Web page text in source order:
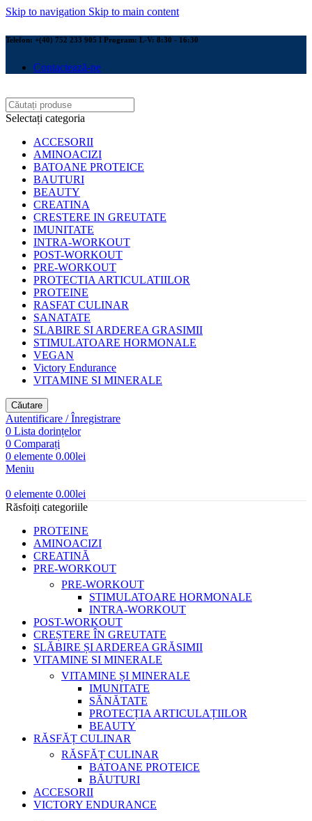
Skip to navigation Skip to main content
Telefon: +(40) 752 233 905 I Program: L-V: 8:30 - 16:30
Contactează-ne
Selectați categoria
ACCESORII
AMINOACIZI
BATOANE PROTEICE
BAUTURI
BEAUTY
CREATINA
CRESTERE IN GREUTATE
IMUNITATE
INTRA-WORKOUT
POST-WORKOUT
PRE-WORKOUT
PROTECTIA ARTICULATIILOR
PROTEINE
RASFAT CULINAR
SANATATE
SLABIRE SI ARDEREA GRASIMII
STIMULATOARE HORMONALE
VEGAN
Victory Endurance
VITAMINE SI MINERALE
Căutare
Autentificare / Înregistrare
0 Lista dorințelor
0 Comparați
0 elemente 0.00lei
Meniu
0 elemente 0.00lei
Răsfoiți categoriile
PROTEINE
AMINOACIZI
CREATINĂ
PRE-WORKOUT
PRE-WORKOUT
STIMULATOARE HORMONALE
INTRA-WORKOUT
POST-WORKOUT
CREȘTERE ÎN GREUTATE
SLĂBIRE ȘI ARDEREA GRĂSIMII
VITAMINE SI MINERALE
VITAMINE ȘI MINERALE
IMUNITATE
SĂNĂTATE
PROTECȚIA ARTICULAȚIILOR
BEAUTY
RĂSFĂȚ CULINAR
RĂSFĂȚ CULINAR
BATOANE PROTEICE
BĂUTURI
ACCESORII
VICTORY ENDURANCE